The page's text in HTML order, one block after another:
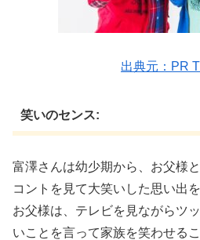
出典元：PR
笑いのセンス:
富澤さんは幼少期から、お父様
コントを見て大笑いした思い出
お父様は、テレビを見ながらツ
いことを言って家族を笑わせる